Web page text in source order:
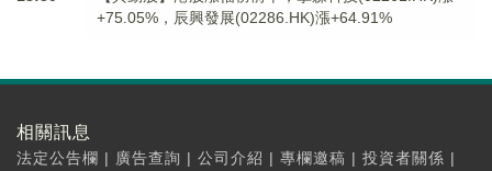
+75.05%，辰興發展(02286.HK)漲+64.91%
相關訊息
法定公告欄 | 廣告查詢 | 公司介紹 | 專欄邀稿 | 投資者關係 |